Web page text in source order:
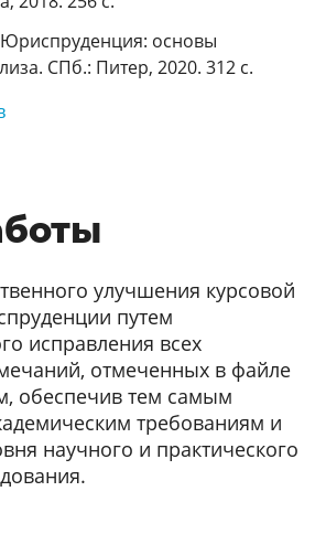
основы
СПб.: Питер, 2020. 312 с.
улучшения курсовой
путем
исправления всех
отмеченных в файле
обеспечив тем самым
требованиям и
научного и практического